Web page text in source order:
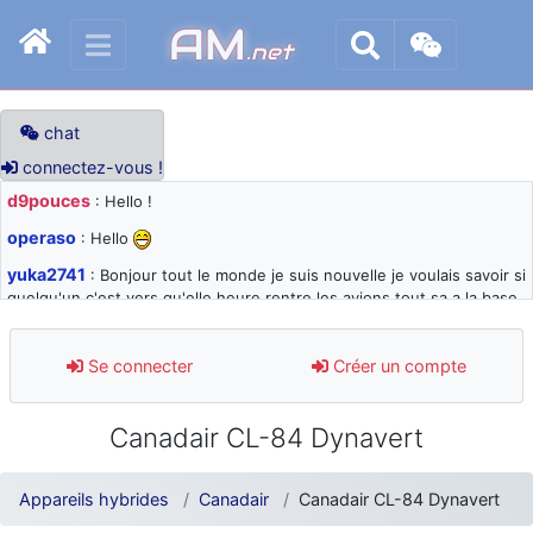
AM.net
chat
connectez-vous !
d9pouces : Hello !
operaso : Hello
yuka2741 : Bonjour tout le monde je suis nouvelle je voulais savoir si
quelqu'un c'est vers qu'elle heure rentre les avions tout sa a la base
d9pouces: désolé pour les quelques blocages du site ces derniers
jours : je teste des méthodes contre le spam et les bots trop nocifs
: Super, la nouvelle bannière
d9pouces
: je suis un avion@,._,+ > lesquels ? je ne suis pas sûr de
comprendre
Se connecter Créer un compte
Canadair CL-84 Dynavert
Appareils hybrides Canadair Canadair CL-84 Dynavert